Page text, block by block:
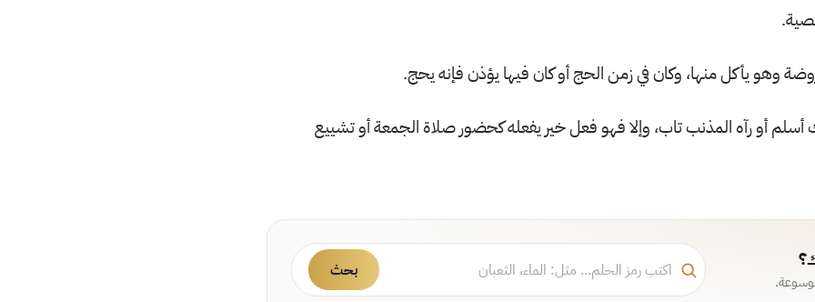
وهو يأكل منها، وكان في زمن الحج أو كان فيها يؤذن فإنه يحج.
أسلم أو رآه المذنب تاب، وإلا فهو فعل خير يفعله كحضور صلاة الجمعة أو تشييع
بحث